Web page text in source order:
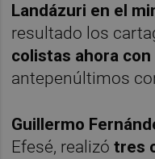
Landázuri en el
resultado los
colistas ahora
antepenúltimos
Guillermo
Efesé, realizótres